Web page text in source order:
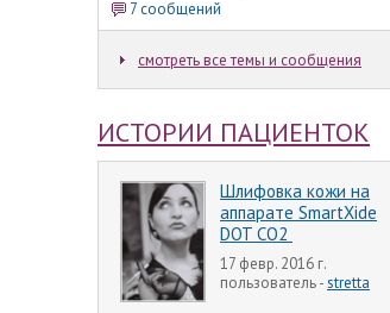
7 сообщений
смотреть все темы и сообщения
ИСТОРИИ ПАЦИЕНТОК
Шлифовка кожи на
аппарате SmartXide
DOT CO2
17 февр. 2016 г.
пользователь -stretta